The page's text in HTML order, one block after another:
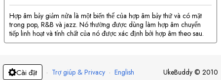
Hợp âm bảy giảm nửa là một biến thể của hợp âm bảy thứ và có mặt
trong pop, R&B và jazz. Nó thường được dùng làm hợp âm chuyển
tiếp linh hoạt và tính chất của nó được xác định bởi hợp âm theo sau.
Cài đặt · Trợ giúp & Privacy · English UkeBuddy © 2010